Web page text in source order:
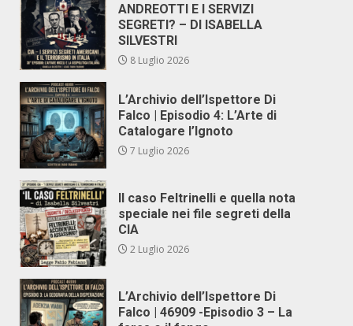
ANDREOTTI E I SERVIZI
SEGRETI? – DI ISABELLA
SILVESTRI
8 Luglio 2026
L’Archivio dell’Ispettore Di
Falco | Episodio 4: L’Arte di
Catalogare l’Ignoto
7 Luglio 2026
Il caso Feltrinelli e quella nota
speciale nei file segreti della
CIA
2 Luglio 2026
L’Archivio dell’Ispettore Di
Falco | 46909 -Episodio 3 – La